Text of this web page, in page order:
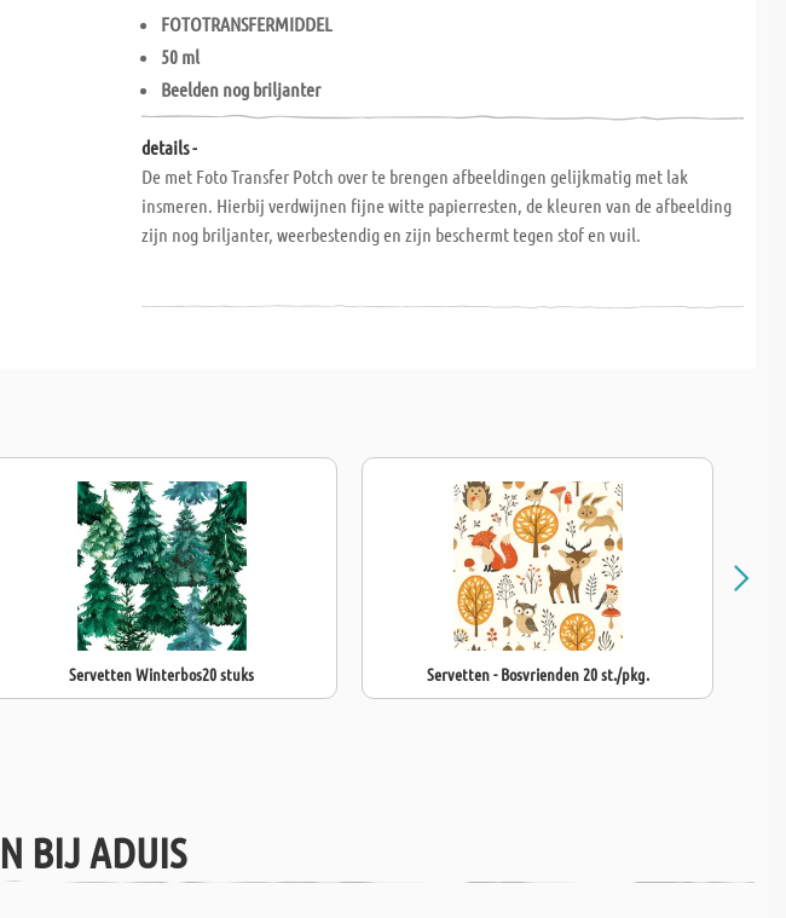
FOTOTRANSFERMIDDEL
50 ml
Beelden nog briljanter
details -
De met Foto Transfer Potch over te brengen afbeeldingen gelijkmatig met lak
insmeren. Hierbij verdwijnen fijne witte papierresten, de kleuren van de afbeelding
zijn nog briljanter, weerbestendig en zijn beschermt tegen stof en vuil.
Servetten Winterbos20 stuks Servetten - Bosvrienden 20 st./pkg.
BIJ ADUIS